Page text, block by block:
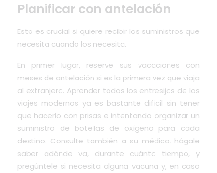
Planificar con antelación
Esto es crucial si quiere recibir los suministros que
necesita cuando los necesita.
En primer lugar, reserve sus vacaciones con
meses de antelación si es la primera vez que viaja
al extranjero. Aprender todos los entresijos de los
viajes modernos ya es bastante difícil sin tener
que hacerlo con prisas e intentando organizar un
suministro de botellas de oxígeno para cada
destino. Consulte también a su médico, hágale
saber adónde va, durante cuánto tiempo, y
pregúntele si necesita alguna vacuna y, en caso